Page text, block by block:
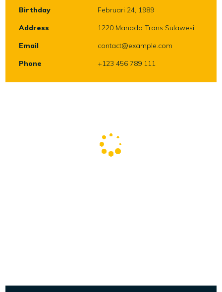
Birthday
Februari 24, 1989
Address
1220 Manado Trans Sulawesi
Email
contact@example.com
Phone
+123 456 789 111